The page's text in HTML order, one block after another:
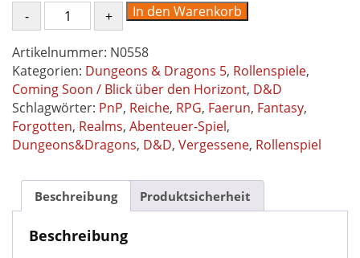
Forgotten
Realms
-
Vergessene
Reiche:
Abenteuer
in
Faerun
Spielleiter-
Leitfaden
Dungeons
&
Dragons
In den Warenkorb
Artikelnummer: N0558
Kategorien: Dungeons & Dragons 5, Rollenspiele,
Coming Soon / Blick über den Horizont, D&D
Schlagwörter: PnP, Reiche, RPG, Faerun, Fantasy,
Forgotten, Realms, Abenteuer-Spiel,
Dungeons&Dragons, D&D, Vergessene, Rollenspiel
Beschreibung Produktsicherheit
Beschreibung